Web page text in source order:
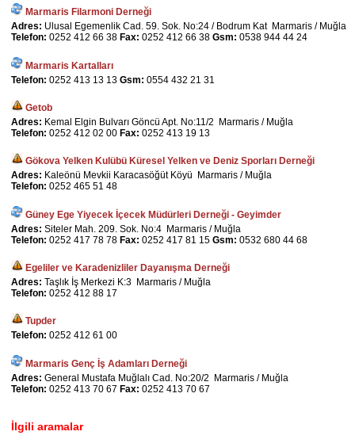
Marmaris Filarmoni Derneği
Adres: Ulusal Egemenlik Cad. 59. Sok. No:24 / Bodrum Kat Marmaris / Muğla
Telefon: 0252 412 66 38 Fax: 0252 412 66 38 Gsm: 0538 944 44 24
Marmaris Kartalları
Telefon: 0252 413 13 13 Gsm: 0554 432 21 31
Getob
Adres: Kemal Elgin Bulvarı Göncü Apt. No:11/2 Marmaris / Muğla
Telefon: 0252 412 02 00 Fax: 0252 413 19 13
Gökova Yelken Kulübü Küresel Yelken ve Deniz Sporları Derneği
Adres: Kaleönü Mevkii Karacasöğüt Köyü Marmaris / Muğla
Telefon: 0252 465 51 48
Güney Ege Yiyecek İçecek Müdürleri Derneği - Geyimder
Adres: Siteler Mah. 209. Sok. No:4 Marmaris / Muğla
Telefon: 0252 417 78 78 Fax: 0252 417 81 15 Gsm: 0532 680 44 68
Egeliler ve Karadenizliler Dayanışma Derneği
Adres: Taşlık İş Merkezi K:3 Marmaris / Muğla
Telefon: 0252 412 88 17
Tupder
Telefon: 0252 412 61 00
Marmaris Genç İş Adamları Derneği
Adres: General Mustafa Muğlalı Cad. No:20/2 Marmaris / Muğla
Telefon: 0252 413 70 67 Fax: 0252 413 70 67
İlgili aramalar